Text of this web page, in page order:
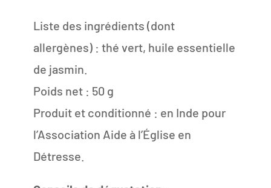
Liste des ingrédients (dont
allergènes) : thé vert, huile essentielle
de jasmin.
Poids net : 50 g
Produit et conditionné : en Inde pour
l’Association Aide à l’Église en
Détresse.